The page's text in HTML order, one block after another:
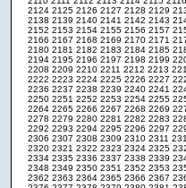
2124 2125 2126 2127 2128 2129
2138 2139 2140 2141 2142 2143
2152 2153 2154 2155 2156 2157
2166 2167 2168 2169 2170 2171
2180 2181 2182 2183 2184 2185
2194 2195 2196 2197 2198 2199
2208 2209 2210 2211 2212 2213
2222 2223 2224 2225 2226 2227
2236 2237 2238 2239 2240 2241
2250 2251 2252 2253 2254 2255
2264 2265 2266 2267 2268 2269
2278 2279 2280 2281 2282 2283
2292 2293 2294 2295 2296 2297
2306 2307 2308 2309 2310 2311
2320 2321 2322 2323 2324 2325
2334 2335 2336 2337 2338 2339
2348 2349 2350 2351 2352 2353
2362 2363 2364 2365 2366 2367